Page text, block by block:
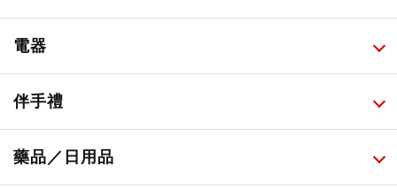
甜點・菓子
人氣店鋪美食
所有
便利商店化妝品
藥妝店化妝品
電器
所有
健康/美容儀器
伴手禮
所有
藥品／日用品